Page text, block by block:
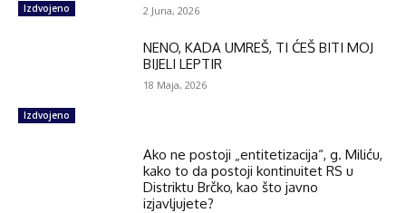
Izdvojeno 2 Juna, 2026
Izdvojeno
NENO, KADA UMREŠ, TI ĆEŠ BITI MOJ
BIJELI LEPTIR
18 Maja, 2026
Ako ne postoji „entitetizacija“, g. Miliću,
kako to da postoji kontinuitet RS u
Distriktu Brčko, kao što javno
izjavljujete?